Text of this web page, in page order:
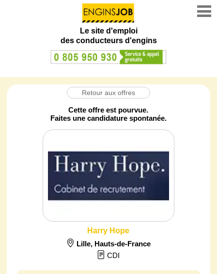
Le site d'emploi
des conducteurs d'engins
Retour aux offres
Cette offre est pourvue.
Faites une candidature spontanée.
Harry Hope
Lille, Hauts-de-France
CDI